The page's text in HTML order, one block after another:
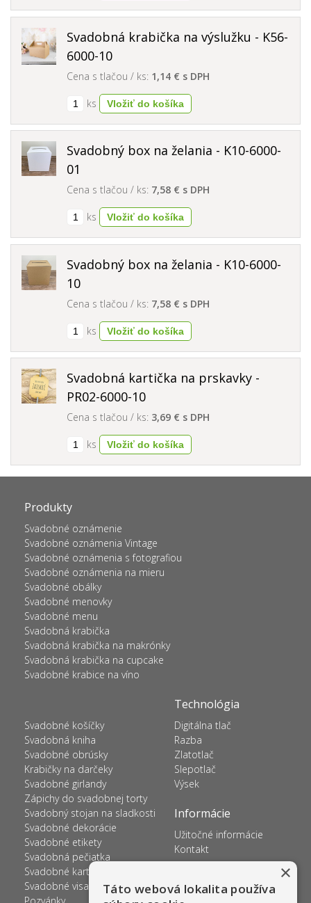
Svadobná krabička na výslužku - K56-
6000-10
Cena s tlačou / ks: 1,14 € s DPH
ks
Svadobný box na želania - K10-6000-
01
Cena s tlačou / ks: 7,58 € s DPH
ks
Svadobný box na želania - K10-6000-
10
Cena s tlačou / ks: 7,58 € s DPH
ks
Svadobná kartička na prskavky -
PR02-6000-10
Cena s tlačou / ks: 3,69 € s DPH
ks
Produkty
Svadobné oznámenie
Svadobné oznámenia Vintage
Svadobné oznámenia s fotografiou
Svadobné oznámenia na mieru
Svadobné obálky
Svadobné menovky
Svadobné menu
Svadobná krabička
Svadobná krabička na makrónky
Svadobná krabička na cupcake
Svadobné krabice na víno
Svadobné košíčky
Svadobná kniha
Svadobné obrúsky
Krabičky na darčeky
Svadobné girlandy
Zápichy do svadobnej torty
Svadobný stojan na sladkosti
Svadobné dekorácie
Svadobné etikety
Svadobná pečiatka
Svadobné kartičky na prskavky
Svadobné visačky
Technológia
Digitálna tlač
Razba
Zlatotlač
Slepotlač
Výsek
Informácie
Užitočné informácie
Kontakt
×
Táto webová lokalita používa